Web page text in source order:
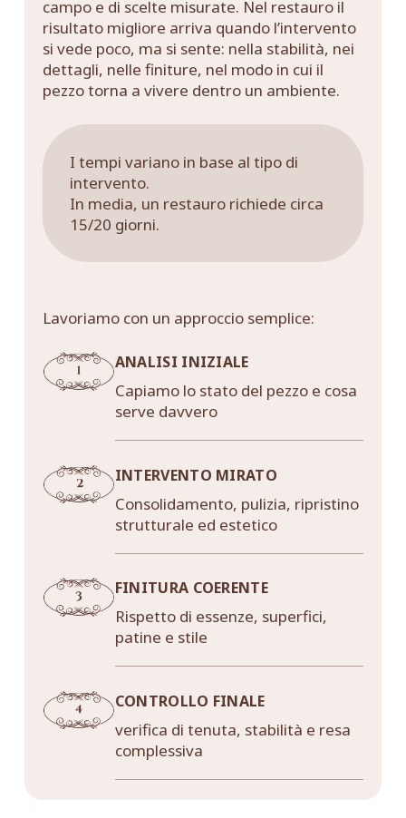
campo e di scelte misurate. Nel restauro il
risultato migliore arriva quando l’intervento
si vede poco, ma si sente: nella stabilità, nei
dettagli, nelle finiture, nel modo in cui il
pezzo torna a vivere dentro un ambiente.
I tempi variano in base al tipo di
intervento.
In media, un restauro richiede circa
15/20 giorni.
Lavoriamo con un approccio semplice:
ANALISI INIZIALE
Capiamo lo stato del pezzo e cosa
serve davvero
INTERVENTO MIRATO
Consolidamento, pulizia, ripristino
strutturale ed estetico
FINITURA COERENTE
Rispetto di essenze, superfici,
patine e stile
CONTROLLO FINALE
verifica di tenuta, stabilità e resa
complessiva